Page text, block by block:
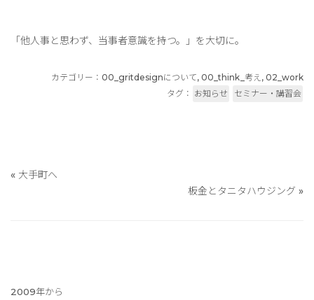
「他人事と思わず、当事者意識を持つ。」を大切に。
カテゴリー： 00_gritdesignについて, 00_think_考え, 02_work
タグ： お知らせ セミナー・講習会
« 大手町へ
板金とタニタハウジング »
2009年から